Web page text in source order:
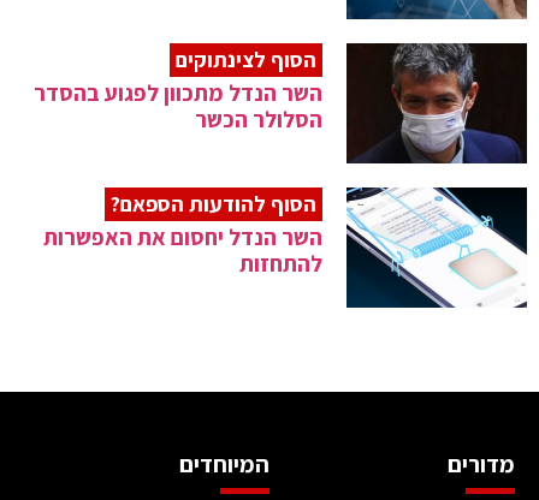
הסוף לצינתוקים
השר הנדל מתכוון לפגוע בהסדר
הסלולר הכשר
הסוף להודעות הספאם?
השר הנדל יחסום את האפשרות
להתחזות
מדורים המיוחדים